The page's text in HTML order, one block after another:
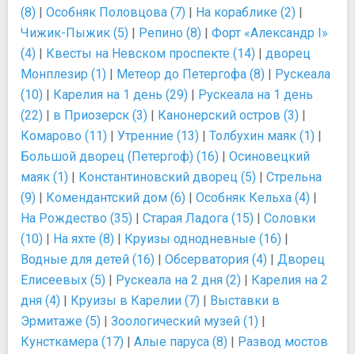
(8) | Особняк Половцова (7) | На кораблике (2) |
Чижик-Пыжик (5) | Репино (8) | Форт «Александр I»
(4) | Квесты на Невском проспекте (14) | дворец
Монплезир (1) | Метеор до Петергофа (8) | Рускеала
(10) | Карелия на 1 день (29) | Рускеала на 1 день
(22) | в Приозерск (3) | Канонерский остров (3) |
Комарово (11) | Утренние (13) | Толбухин маяк (1) |
Большой дворец (Петергоф) (16) | Осиновецкий
маяк (1) | Константиновский дворец (5) | Стрельна
(9) | Комендантский дом (6) | Особняк Кельха (4) |
На Рождество (35) | Старая Ладога (15) | Соловки
(10) | На яхте (8) | Круизы однодневные (16) |
Водные для детей (16) | Обсерватория (4) | Дворец
Елисеевых (5) | Рускеала на 2 дня (2) | Карелия на 2
дня (4) | Круизы в Карелии (7) | Выставки в
Эрмитаже (5) | Зоологический музей (1) |
Кунсткамера (17) | Алые паруса (8) | Развод мостов